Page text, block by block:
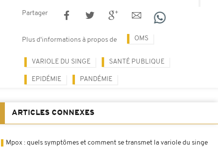
Partager
Plus d'informations à propos de OMS
VARIOLE DU SINGE SANTÉ PUBLIQUE
EPIDÉMIE PANDÉMIE
ARTICLES CONNEXES
Mpox : quels symptômes et comment se transmet la variole du singe